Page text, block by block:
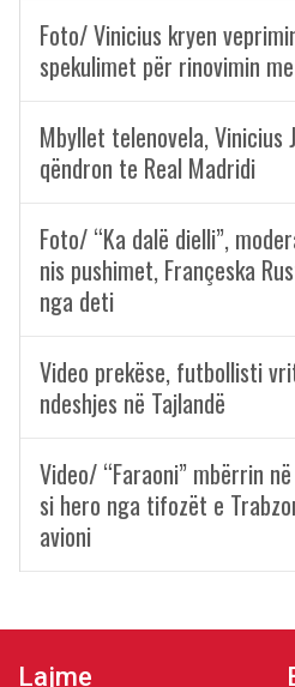
Foto/ Vinicius kryen
spekulimet për rinovimin
Mbyllet telenovela, Vinicius
qëndron te Real Madridi
Foto/ “Ka dalë dielli”,
nis pushimet, Françeska
nga deti
Video prekëse, futbollisti
ndeshjes në Tajlandë
Video/ “Faraoni” mbërrin
si hero nga tifozët e
avioni
Lajme